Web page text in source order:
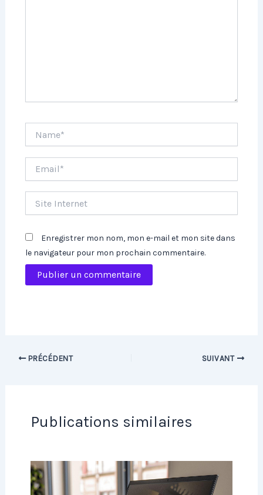
Internet
Enregistrer mon nom, mon e-mail et mon site dans
le navigateur pour mon prochain commentaire.
PRÉCÉDENT SUIVANT
Publications similaires